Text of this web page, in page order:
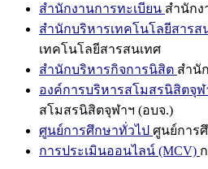
สำนักงานการทะเบียน สำนักง
สำนักบริหารเทคโนโลยีสารส
เทคโนโลยีสารสนเทศ
สำนักบริหารกิจการนิสิต สำนั
องค์การบริหารสโมสรนิสิตจุฬ
สโมสรนิสิตจุฬาฯ (อบจ.)
ศูนย์การศึกษาทั่วไป ศูนย์การ
การประเมินออนไลน์ (MCV)